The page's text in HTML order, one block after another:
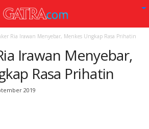
Ria Irawan Menyebar, Menkes Ungkap Rasa Prihatin
Irawan Menyebar,
Rasa Prihatin
2019